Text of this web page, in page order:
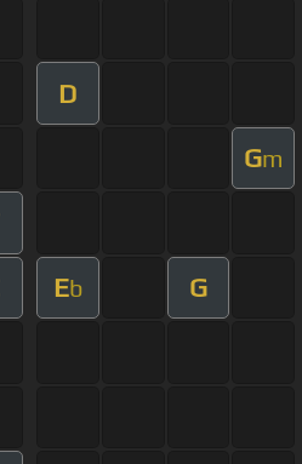
D
Gm
Eb G